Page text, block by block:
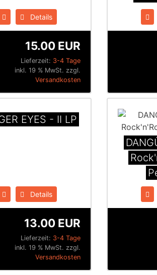
Details
Lieferzeit: 3-4 Tage
15.00 EUR
inkl. 19 % MwSt. zzgl.
Versandkosten
EYES - II LP
Details
Lieferzeit: 3-4 Tage
13.00 EUR
inkl. 19 % MwSt. zzgl.
Versandkosten